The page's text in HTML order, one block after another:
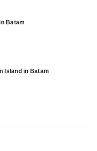
Batam
Island in Batam